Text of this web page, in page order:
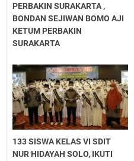
PERBAKIN SURAKARTA ,
BONDAN SEJIWAN BOMO AJI
KETUM PERBAKIN
SURAKARTA
133 SISWA KELAS VI SDIT
NUR HIDAYAH SOLO, IKUTI